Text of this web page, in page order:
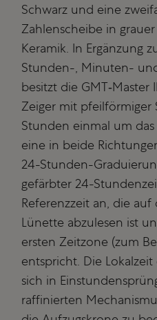
Schwarz und eine
Zahlenscheibe in
Keramik. In Ergänzung
Stunden-, Minuten-
besitzt die GMT‑Master
Zeiger mit pfeilförmiger
Stunden einmal um
eine in beide
24-Stunden-
gefärbter 24-
Referenzzeit an, die
Lünette abzulesen ist
ersten Zeitzone (zum
entspricht. Die Lokalzeit
sich in
raffinierten